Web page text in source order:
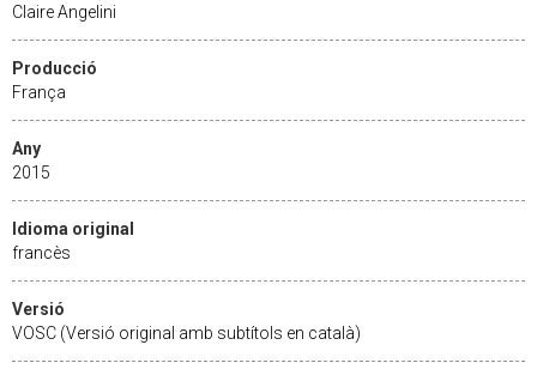
Claire Angelini
Producció
França
Any
2015
Idioma original
francès
Versió
VOSC (Versió original amb subtítols en català)